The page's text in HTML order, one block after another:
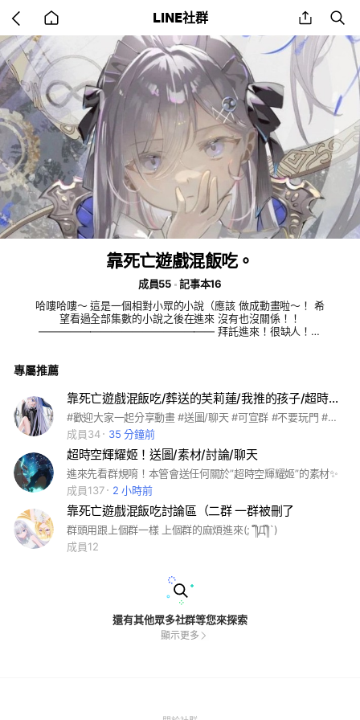
back LINE社群 share
靠死亡遊戲混飯吃。
成員55
記事本16
哈嘍哈嘍～ 這是一個相對小眾的小說（應該 做成動畫啦～！ 希
望看過全部集數的小說之後在進來 沒有也沒關係！！
————————————————— 拜託進來！很缺人！拜
專屬推薦
靠死亡遊戲混飯吃/葬送的芙莉蓮/我推的孩子/超時空輝耀姬/地縛少年花子君/孤獨搖滾（動漫送圖群）
#歡迎大家一起分享動畫 #送圖/聊天 #可宣群 #不要玩門 #不要吵架ㄛ #🔞 #靠死亡遊戲混飯吃 #葬送的芙莉蓮 #我推的孩子 #超時空輝耀姬 #地縛少年花子君 #孤獨搖滾 #86不存在的戰區 #怪獸8號 #排球少年 #藍色監獄 #現在是哪以個多聞 #熏香花朵凜然綻放 #我獨自升級 #SPY x FAMILY #藥師少女的獨語 #鬼滅之刃 #肌肉魔法使 #防風少年 #堀與宮村 #沈默魔女的秘密 #莉可莉絲 #某天成為公主
成員34
35 分鐘前
超時空輝耀姬！送圖/素材/討論/聊天
進來先看群規唷！本管會送任何關於”超時空輝耀姬”的素材✨
成員137
2 小時前
靠死亡遊戲混飯吃討論區（二群 一群被刪了
群頭用跟上個群一樣 上個群的麻煩進來(;´༎ຶД༎ຶ`)
成員12
還有其他眾多社群等您來探索
顯示更多